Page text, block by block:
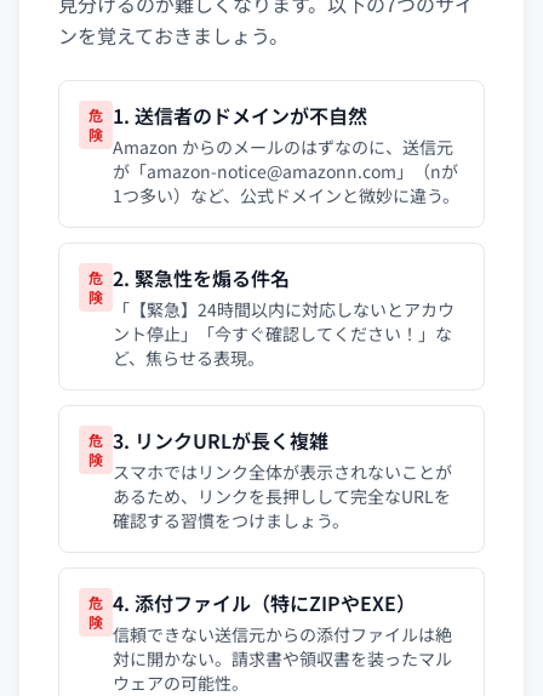
ンを覚えておきましょう。
危
険
1. 送信者のドメインが不自然
Amazon からのメールのはずなのに、送信元
が「amazon-notice@amazonn.com 」（nが
1つ多い）など、公式ドメインと微妙に違う。
危
険
2. 緊急性を煽る件名
「【緊急】24時間以内に対応しないとアカウ
ント停止」「今すぐ確認してください！」な
ど、焦らせる表現。
危
険
3. リンクURLが長く複雑
スマホではリンク全体が表示されないことが
あるため、リンクを長押しして完全なURLを
確認する習慣をつけましょう。
危
険
4. 添付ファイル（特にZIPやEXE）
信頼できない送信元からの添付ファイルは絶
対に開かない。請求書や領収書を装ったマル
ウェアの可能性。